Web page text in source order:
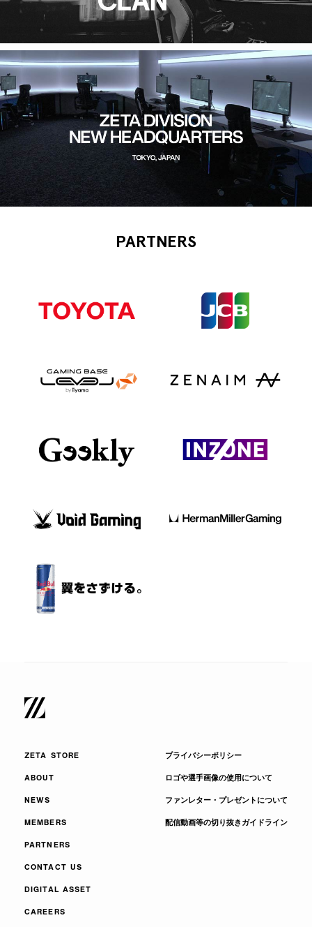
PARTNERS
ZETA STORE
ABOUT
NEWS
MEMBERS
PARTNERS
CONTACT US
DIGITAL ASSET
CAREERS
プライバシーポリシー
ロゴや選手画像の使用について
ファンレター・プレゼントについて
配信動画等の切り抜きガイドライン